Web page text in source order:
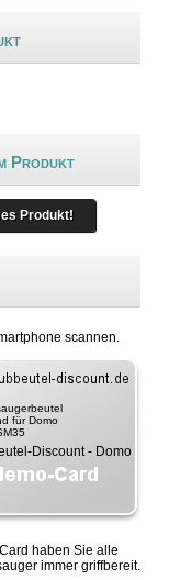
Produkt
Produkt!
scannen.
für Domo
haben Sie alle
immer griffbereit.